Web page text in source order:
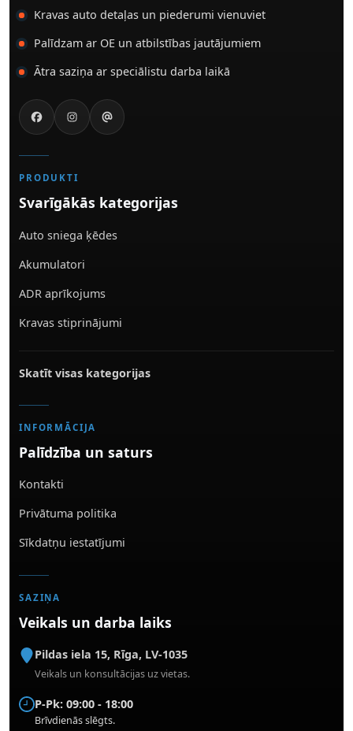
Kravas auto detaļas un piederumi vienuviet
Palīdzam ar OE un atbilstības jautājumiem
Ātra saziņa ar speciālistu darba laikā
PRODUKTI
Svarīgākās kategorijas
Auto sniega ķēdes
Akumulatori
ADR aprīkojums
Kravas stiprinājumi
Skatīt visas kategorijas
INFORMĀCIJA
Palīdzība un saturs
Kontakti
Privātuma politika
Sīkdatņu iestatījumi
SAZIŅA
Veikals un darba laiks
Pildas iela 15, Rīga, LV-1035
Veikals un konsultācijas uz vietas.
P-Pk: 09:00 - 18:00
Brīvdienās slēgts.